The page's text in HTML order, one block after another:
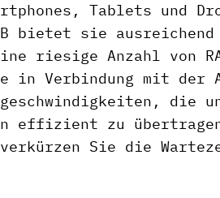
Tablets und
bietet sie
riesige Anzahl von
in Verbindung mit der
die
effizient zu
Sie die